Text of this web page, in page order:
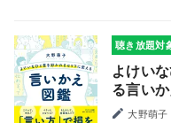
聴き放題対
よけい
る言い
大野萌子